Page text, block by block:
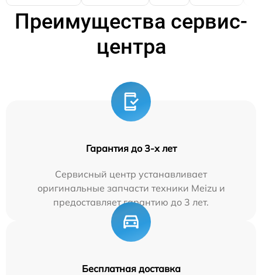
Преимущества сервис-
центра
Гарантия до 3-х лет
Сервисный центр устанавливает
оригинальные запчасти техники Meizu и
предоставляет гарантию до 3 лет.
Бесплатная доставка